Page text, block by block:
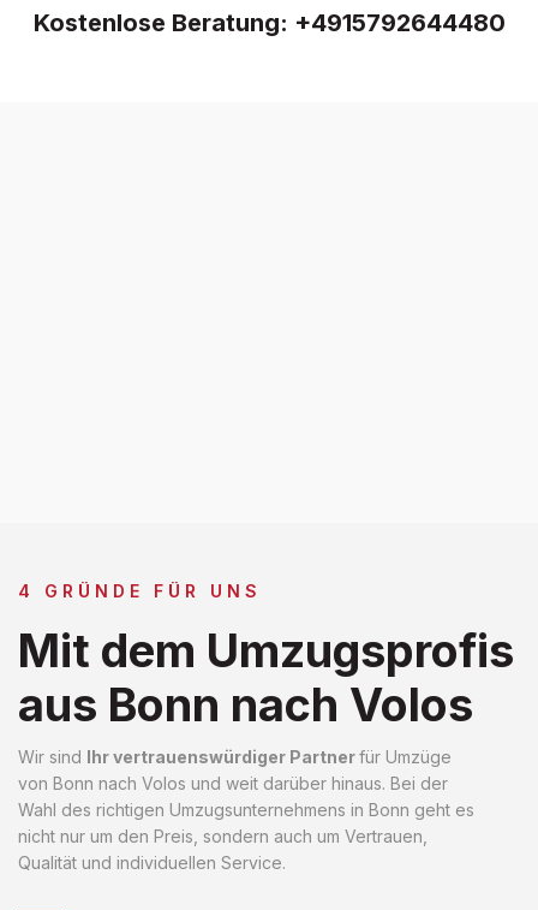
Kostenlose Beratung: +4915792644480
4 GRÜNDE FÜR UNS
Mit dem Umzugsprofis
aus Bonn nach Volos
Wir sind Ihr vertrauenswürdiger Partnerfür Umzüge
von Bonn nach Volos und weit darüber hinaus. Bei der
Wahl des richtigen Umzugsunternehmens in Bonn geht es
nicht nur um den Preis, sondern auch um Vertrauen,
Qualität und individuellen Service.